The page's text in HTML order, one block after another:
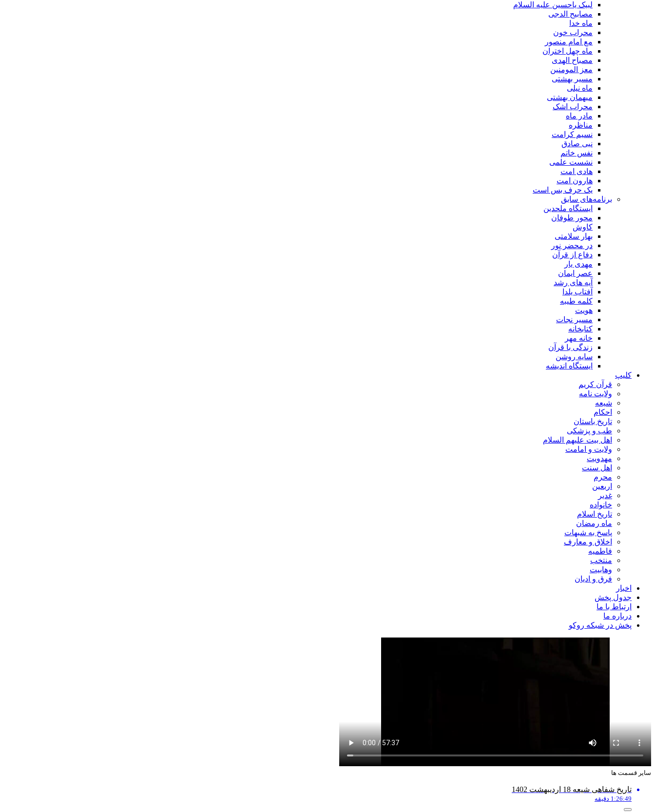
لبیک یاحسین علیه السلام
مصابیح الدجی
ماه خدا
محراب خون
مع امام منصور
ماه چهل اختران
مصباح الهدی
معز المومنین
مسیر بهشتی
ماه نیلی
میهمان بهشتی
محراب اشک
مادر ماه
مناظره
نسیم کرامت
نبی صادق
نفس خاتم
نشست علمی
هادی امت
هارون امت
یک حرف بس است
برنامه‌های سابق
ایستگاه ملحدین
محور طوفان
کاوش
بهار سلامتی
در محضر نور
دفاع از قرآن
مهدی یار
عصر ایمان
آیه های رشد
آفتاب یلدا
کلمه طیبه
هویت
مسیر نجات
کتابخانه
خانه مهر
زندگی با قرآن
سایه روشن
ایستگاه اندیشه
کلیپ
قرآن کریم
ولایت نامه
شیعه
احکام
تاریخ باستان
طب و پزشکی
اهل بیت علیهم السلام
ولایت و امامت
مهدویت
اهل سنت
محرم
اربعین
غدیر
خانواده
تاریخ اسلام
ماه رمضان
پاسخ به شبهات
اخلاق و معارف
فاطمیه
منتخب
وهابیت
فرق و ادیان
اخبار
جدول پخش
ارتباط با ما
درباره ما
پخش در شبکه روکو
سایر قسمت ها
تاریخ شفاهی شیعه 18 اردیبهشت 1402
1:26:49 دقیقه